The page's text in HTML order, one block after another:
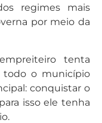
regimes mais
por meio da
tenta
todo o município
conquistar o
isso ele tenha